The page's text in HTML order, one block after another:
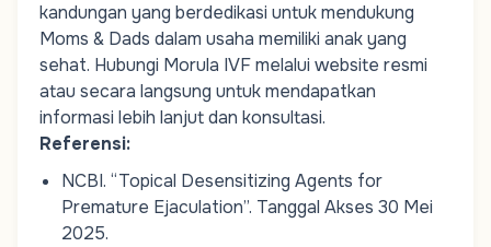
kandungan yang berdedikasi untukmendukung
Moms & Dads dalam usaha memiliki anakyang
sehat. Hubungi Morula IVFmelalui website resmi
atau secara langsung untukmendapatkan
informasi lebih lanjutdan konsultasi.
Referensi:
NCBI. “Topical Desensitizing Agents for
Premature Ejaculation”. Tanggal Akses 30 Mei
2025.